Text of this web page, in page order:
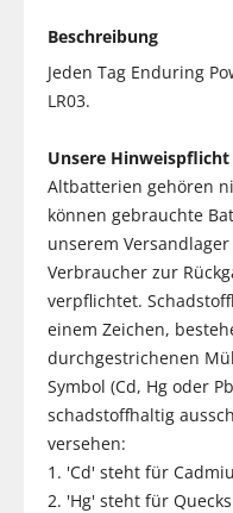
Beschreibung
Jeden Tag Enduring
LR03.
Unsere
Altbatterien gehören
können gebrauchte
unserem
Verbraucher zur
verpflichtet.
einem Zeichen,
durchgestrichenen
Symbol (Cd, Hg oder
schadstoffhaltig
versehen:
1. 'Cd' steht für
2. 'Hg' steht für